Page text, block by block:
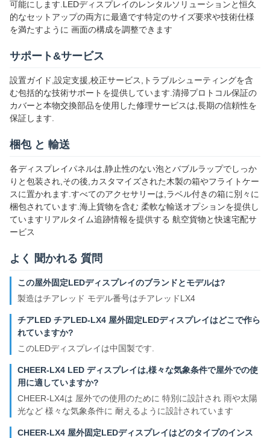
可能にします.LEDディスプレイのレンタルソリューションと恒久
的なセットアップの両方に最適です特定のサイズ要求や技術仕様
を満たすように 画面の構成を調整できます
サポート&サービス
設置ガイド,設定支援,校正サービス,トラブルシューティングを含
む包括的な技術サポートを提供しています.清掃プロトコル保証の
カバーと本物交換部品を使用した修理サービスは,長期の信頼性を
保証します.
梱包 と 輸送
各ディスプレイパネルは,静止性のない泡とバブルラップでしっか
りと包装され,その後,カスタマイズされた木製の箱やフライトケー
スに置かれます.すべてのアクセサリーは,ラベル付きの箱に別々に
梱包されています.海上貨物を含む 柔軟な輸送オプションを提供し
ていますリアルタイム追跡情報を提供する 航空貨物と快速宅配サ
ービス
よく 聞かれる 質問
この屋外固定LEDディスプレイのブランドとモデルは?
製造はチアレッド モデル番号はチアレッドLX4
チアLED チアLED-LX4 屋外固定LEDディスプレイはどこで作ら
れていますか?
このLEDディスプレイは中国製です.
CHEER-LX4 LED ディスプレイは,様々な気象条件で屋外での使
用に適していますか?
CHEER-LX4は 屋外での使用のために 特別に設計され 雨や太陽
光など 様々な気象条件に 耐えるように設計されています
CHEER-LX4 屋外固定LEDディスプレイはどのタイプのインス